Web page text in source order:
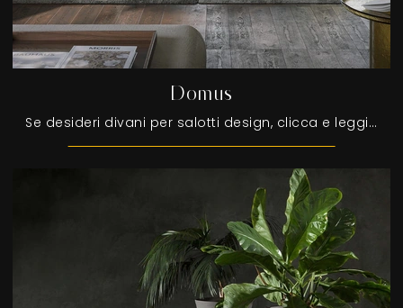
Domus
Se desideri divani per salotti design, clicca e leggi di più sul modello Domus in tessuto della firma Tonin Casa.